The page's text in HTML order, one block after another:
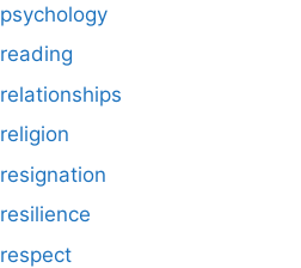
psychology
reading
relationships
religion
resignation
resilience
respect